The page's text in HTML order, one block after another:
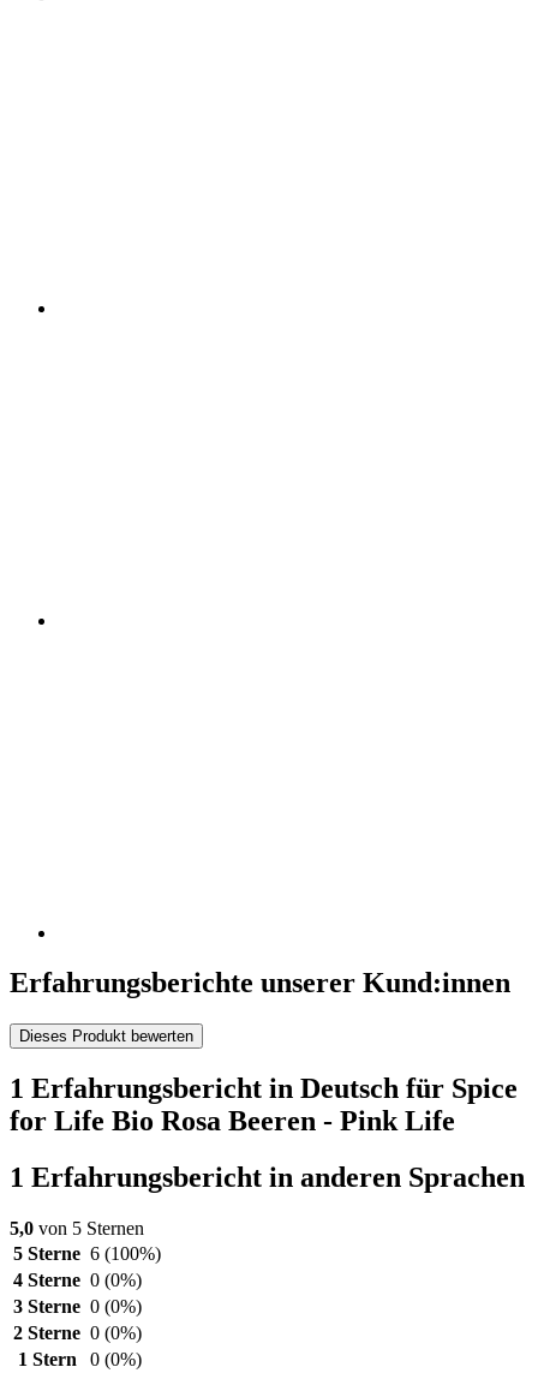
Erfahrungsberichte unserer Kund:innen
Dieses Produkt bewerten
1 Erfahrungsbericht in Deutsch für Spice
for Life Bio Rosa Beeren - Pink Life
1 Erfahrungsbericht in anderen Sprachen
5,0 von 5 Sternen
5 Sterne 6 (100%)
4 Sterne 0 (0%)
3 Sterne 0 (0%)
2 Sterne 0 (0%)
1 Stern
0 (0%)